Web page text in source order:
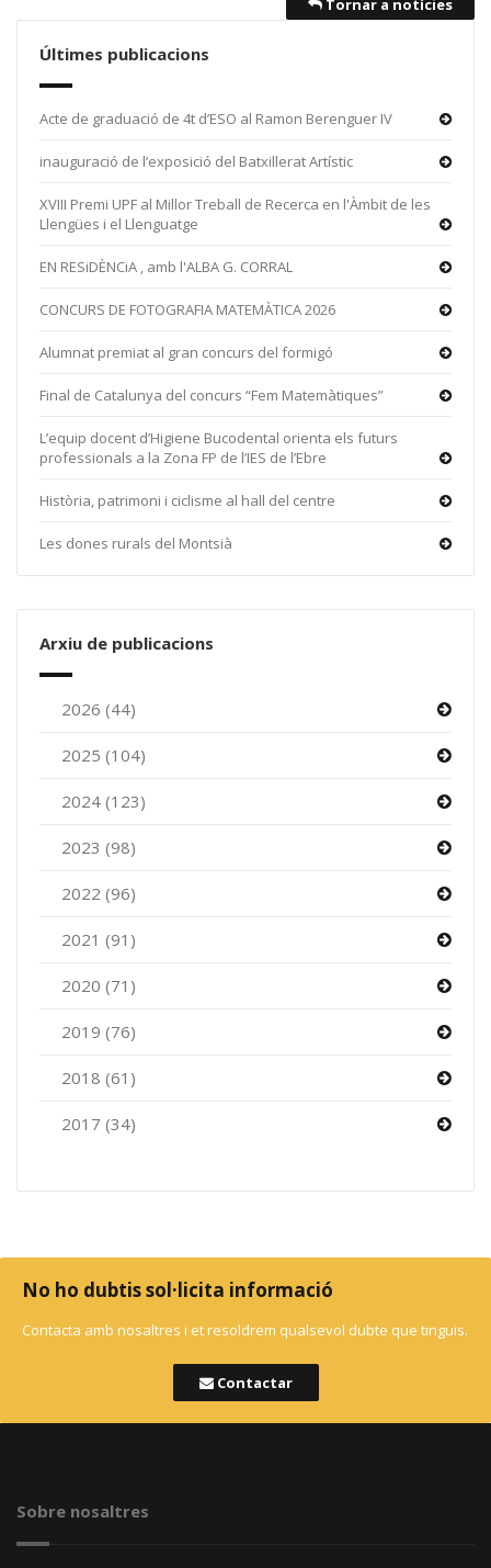
Tornar a notícies
Últimes publicacions
Acte de graduació de 4t d’ESO al Ramon Berenguer IV
inauguració de l’exposició del Batxillerat Artístic
XVIII Premi UPF al Millor Treball de Recerca en l'Àmbit de les
Llengües i el Llenguatge
EN RESiDÈNCiA , amb l'ALBA G. CORRAL
CONCURS DE FOTOGRAFIA MATEMÀTICA 2026
Alumnat premiat al gran concurs del formigó
Final de Catalunya del concurs “Fem Matemàtiques”
L’equip docent d’Higiene Bucodental orienta els futurs
professionals a la Zona FP de l’IES de l’Ebre
Història, patrimoni i ciclisme al hall del centre
Les dones rurals del Montsià
Arxiu de publicacions
2026 (44)
2025 (104)
2024 (123)
2023 (98)
2022 (96)
2021 (91)
2020 (71)
2019 (76)
2018 (61)
2017 (34)
No ho dubtis sol·licita informació
Contacta amb nosaltres i et resoldrem qualsevol dubte que tinguis.
Contactar
Sobre nosaltres